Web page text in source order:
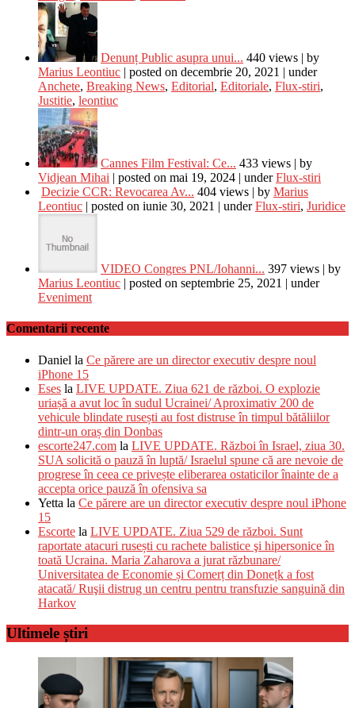
Denunț Public asupra unui... 440 views | by
Marius Leontiuc | posted on decembrie 20, 2021 | under
Anchete, Breaking News, Editorial, Editoriale, Flux-stiri,
Justitie, leontiuc
Cannes Film Festival: Ce... 433 views | by
Vidjean Mihai | posted on mai 19, 2024 | underFlux-stiri
Decizie CCR: Revocarea Av... 404 views | by Marius
Leontiuc | posted on iunie 30, 2021 | underFlux-stiri, Juridice
VIDEO Congres PNL/Iohanni... 397 views | by
Marius Leontiuc | posted on septembrie 25, 2021 | under
Eveniment
Comentarii recente
Daniel la Ce părere are un director executiv despre noul
iPhone 15
Eses la LIVE UPDATE. Ziua 621 de război. O explozie
uriașă a avut loc în sudul Ucrainei/ Aproximativ 200 de
vehicule blindate rusești au fost distruse în timpul bătăliilor
dintr-un oraș din Donbas
escorte247.com la LIVE UPDATE. Război în Israel, ziua 30.
SUA solicită o pauză în luptă/ Israelul spune că are nevoie de
progrese în ceea ce privește eliberarea ostaticilor înainte de a
accepta orice pauză în ofensiva sa
Yetta la Ce părere are un director executiv despre noul iPhone
15
Escorte la LIVE UPDATE. Ziua 529 de război. Sunt
raportate atacuri rusești cu rachete balistice şi hipersonice în
toată Ucraina. Maria Zaharova a jurat răzbunare/
Universitatea de Economie și Comerț din Donețk a fost
atacată/ Ruşii distrug un centru pentru transfuzie sanguină din
Harkov
Ultimele știri